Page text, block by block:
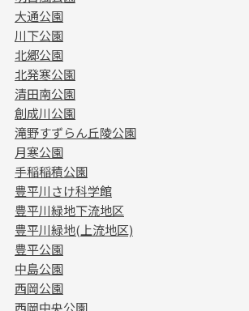
大通公園
川下公園
北郷公園
北発寒公園
清田南公園
創成川公園
滝野すずらん丘陵公園
月寒公園
手稲稲積公園
豊平川さけ科学館
豊平川緑地下流地区
豊平川緑地(上流地区)
豊平公園
中島公園
西岡公園
西岡中央公園